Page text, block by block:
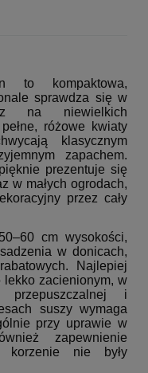
to kompaktowa,
sprawdza się w
na niewielkich
różowe kwiaty
klasycznym
zapachem.
prezentuje się
w małych ogrodach,
przez cały
cm wysokości,
w donicach,
Najlepiej
lekko zacienionym, w
przepuszczalnej i
suszy wymaga
przy uprawie w
zapewnienie
korzenie nie były